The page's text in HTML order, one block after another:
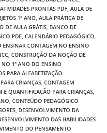
ATIVIDADES PRONTAS PDF, AULA DE
1º ANO, AULA PRÁTICA DE
DE AULA GRÁTIS, BANCO DE
PDF, CALENDÁRIO PEDAGÓGICO,
ENSINAR CONTAGEM NO ENSINO
, CONSTRUÇÃO DA NOÇÃO DE
NO 1º ANO DO ENSINO
PARA ALFABETIZAÇÃO
CRIANÇAS, CONTAGEM
E QUANTIFICAÇÃO PARA CRIANÇAS,
, CONTEÚDO PEDAGÓGICO
, DESENVOLVIMENTO DA
DAS HABILIDADES
DO PENSAMENTO